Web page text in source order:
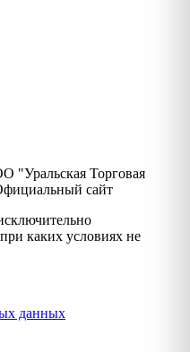
"Уральская Торговая
сайт
каких условиях не
данных